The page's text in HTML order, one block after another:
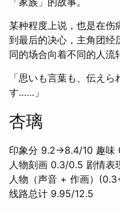
某种程度上说，也是在
到最后的决心，主角团经
同的场合向着不同的人流
「思いも言葉も、伝え
す……」
杏璃
印象分 9.2→8.4/10 趣味
人物刻画 0.3/0.5 剧情表
人物（声音 + 作画）
线路总计 9.95/12.5